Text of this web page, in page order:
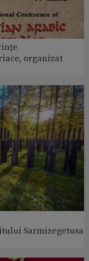
organizat
Sarmizegetusa